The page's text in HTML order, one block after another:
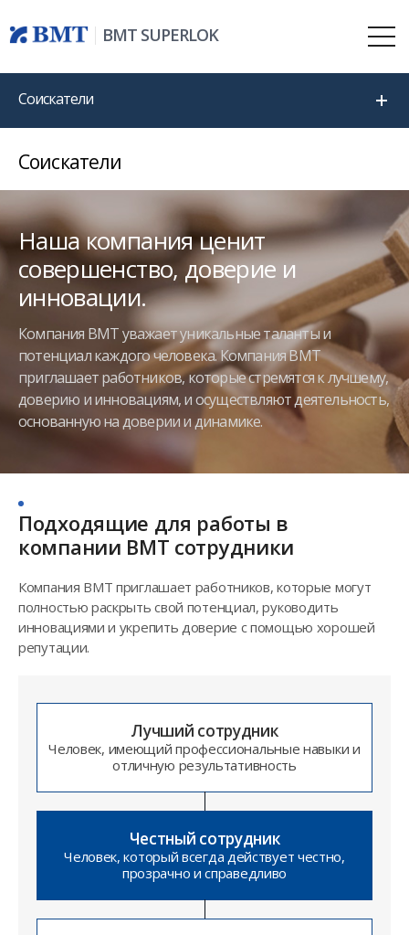
BMT SUPERLOK
Соискатели
Соискатели
Наша компания ценит
совершенство, доверие и
инновации.
Компания BMT уважает уникальные таланты и
потенциал каждого человека.Компания BMT
приглашает работников, которые стремятся к лучшему,
доверию и инновациям, и осуществляют деятельность,
основанную на доверии и динамике.
Подходящие для работы в
компании BMT сотрудники
Компания BMT приглашает работников, которые могут
полностью раскрыть свой потенциал, руководить
инновациями и укрепить доверие с помощью хорошей
репутации.
Лучший сотрудник
Человек, имеющий профессиональные навыки и
отличную результативность
Честный сотрудник
Человек, который всегда действует честно,
прозрачно и справедливо